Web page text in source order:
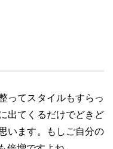
ってスタイルもすらっ
出てくるだけでどきど
います。もしご自分の